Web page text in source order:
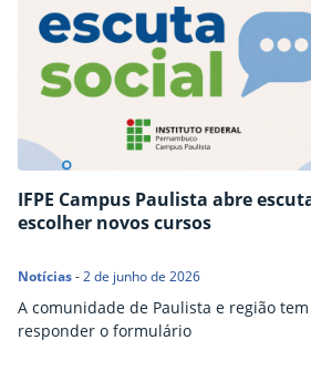
IFPE Campus Paulista abre
escolher novos cursos
Notícias-2 de junho de 2026
A comunidade de Paulista e região
responder o formulário